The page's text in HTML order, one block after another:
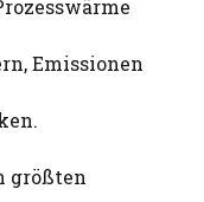
Emissionen
größten